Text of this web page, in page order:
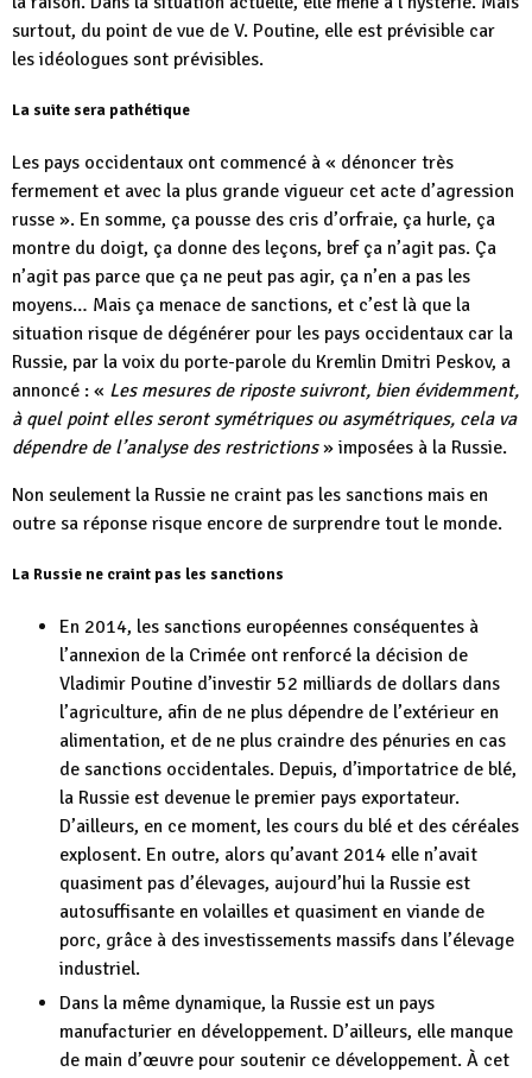
surtout, du point de vue de V. Poutine, elle est prévisible car
les idéologues sont prévisibles.
La suite sera pathétique
Les pays occidentaux ont commencé à « dénoncer très
fermement et avec la plus grande vigueur cet acte d’agression
russe ». En somme, ça pousse des cris d’orfraie, ça hurle, ça
montre du doigt, ça donne des leçons, bref ça n’agit pas. Ça
n’agit pas parce que ça ne peut pas agir, ça n’en a pas les
moyens… Mais ça menace de sanctions, et c’est là que la
situation risque de dégénérer pour les pays occidentaux car la
Russie, par la voix du porte-parole du Kremlin Dmitri Peskov, a
annoncé : « Les mesures de riposte suivront, bien évidemment,
à quel point elles seront symétriques ou asymétriques, cela va
dépendre de l’analyse des restrictions» imposées à la Russie.
Non seulement la Russie ne craint pas les sanctions mais en
outre sa réponse risque encore de surprendre tout le monde.
La Russie ne craint pas les sanctions
En 2014, les sanctions européennes conséquentes à
l’annexion de la Crimée ont renforcé la décision de
Vladimir Poutine d’investir 52 milliards de dollars dans
l’agriculture, afin de ne plus dépendre de l’extérieur en
alimentation, et de ne plus craindre des pénuries en cas
de sanctions occidentales. Depuis, d’importatrice de blé,
la Russie est devenue le premier pays exportateur.
D’ailleurs, en ce moment, les cours du blé et des céréales
explosent. En outre, alors qu’avant 2014 elle n’avait
quasiment pas d’élevages, aujourd’hui la Russie est
autosuffisante en volailles et quasiment en viande de
porc, grâce à des investissements massifs dans l’élevage
industriel.
Dans la même dynamique, la Russie est un pays
manufacturier en développement. D’ailleurs, elle manque
de main d’œuvre pour soutenir ce développement. À cet